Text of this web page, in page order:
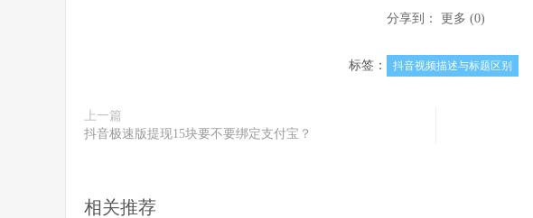
分享到： 更多 (0)
标签： 抖音视频描述与标题区别
上一篇
抖音极速版提现15块要不要绑定支付宝？
相关推荐